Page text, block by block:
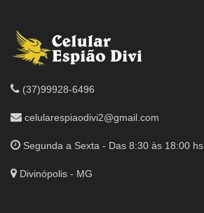
(37)99928-6496
celularespiaodivi2@gmail.com
Segunda a Sexta - Das 8:30 às 18:00 hs.
Divinópolis - MG